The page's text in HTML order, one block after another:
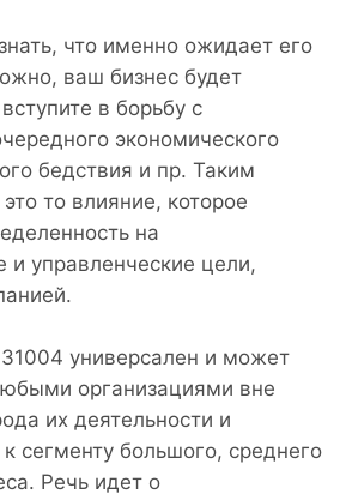
что именно ожидает его
ваш бизнес будет
в борьбу с
экономического
бедствия и пр. Таким
то влияние, которое
на
и управленческие цели,
31004 универсален и может
организациями вне
их деятельности и
сегменту большого, среднего
Речь идет о